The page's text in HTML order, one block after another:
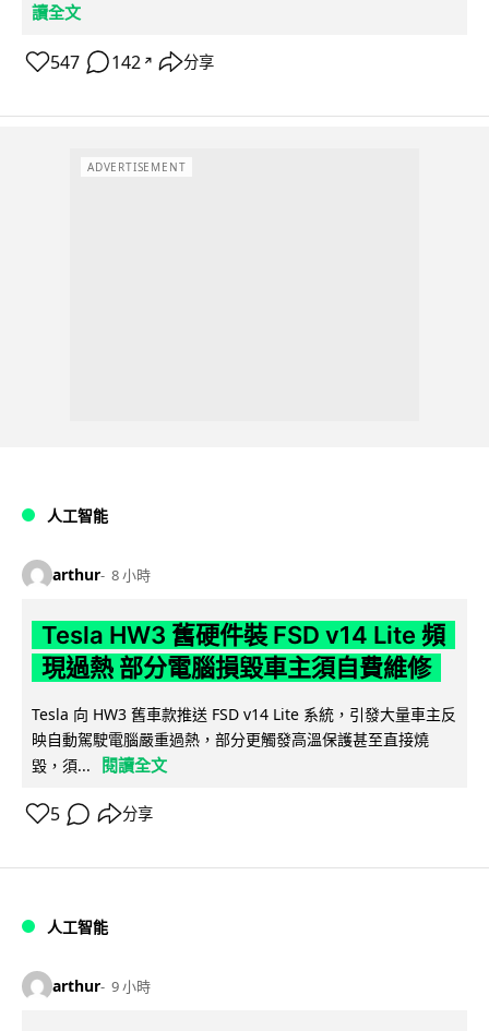
讀全文
547 142 ↗ 分享
ADVERTISEMENT
人工智能
arthur 8 小時
Tesla HW3 舊硬件裝 FSD v14 Lite 頻
現過熱 部分電腦損毀車主須自費維修
Tesla 向 HW3 舊車款推送 FSD v14 Lite 系統，引發大量車主反
映自動駕駛電腦嚴重過熱，部分更觸發高溫保護甚至直接燒
毀，須...
閱讀全文
5 分享
人工智能
arthur 9 小時